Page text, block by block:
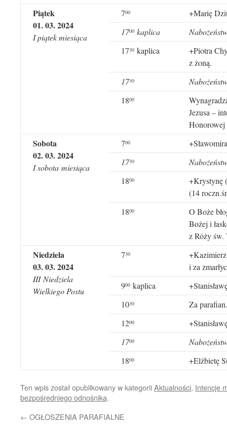
Piątek
01. 03. 2024
I piątek miesiąca
700
+Marię
1700 kaplica
1730 kaplica
+Piotra
z żoną.
1730
1800
Jezusa –
Honorowej
Sobota
02. 03. 2024
Isobota miesiąca
700
1730
1800
+Krystynę
(14
1800
O Boże
Bożej i
z Róży św.
Niedziela
03. 03. 2024
IIINiedziela
Wielkiego Postu
730
i za
900 kaplica
1030
Za parafian.
1200
1700
1800 +Elżbietę
Ten wpis został opublikowany w kategoriiAktualności, Intencje
bezpośredniego odnośnika.
← OGŁOSZENIA PARAFIALNE